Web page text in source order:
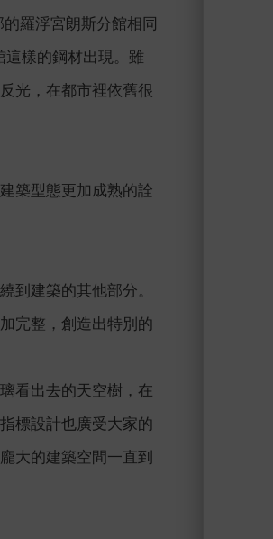
羅浮宮朗斯分館相同
樣的鋼材出現。雖
光，在都市裡依舊很
築型態更加成熟的詮
到建築的其他部分。
完整，創造出特別的
看出去的天空樹，在
標設計也廣受大家的
大的建築空間一直到